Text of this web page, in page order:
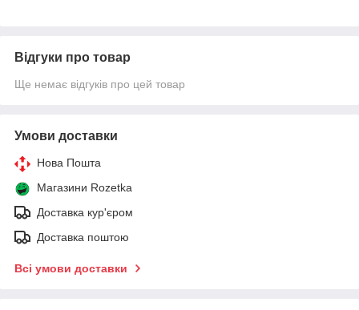
Відгуки про товар
Ще немає відгуків про цей товар
Умови доставки
Нова Пошта
Магазини Rozetka
Доставка кур'єром
Доставка поштою
Всі умови доставки